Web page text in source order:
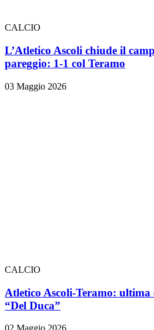
CALCIO
L’Atletico Ascoli chiude il
pareggio: 1-1 col Teramo
03 Maggio 2026
CALCIO
Atletico Ascoli-Teramo:
“Del Duca”